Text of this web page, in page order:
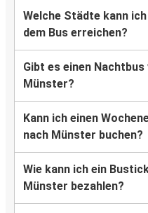
Welche Städte kann
dem Bus erreichen?
Gibt es einen
Münster?
Kann ich einen
nach Münster buchen?
Wie kann ich ein
Münster bezahlen?